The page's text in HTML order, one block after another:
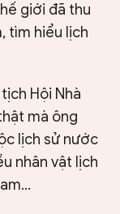
giới đã thu
tìm hiểu lịch
Hội Nhà
mà ông
lịch sử nước
nhân vật lịch